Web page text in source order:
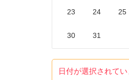
23 24 25
30 31
日付が選択されてい